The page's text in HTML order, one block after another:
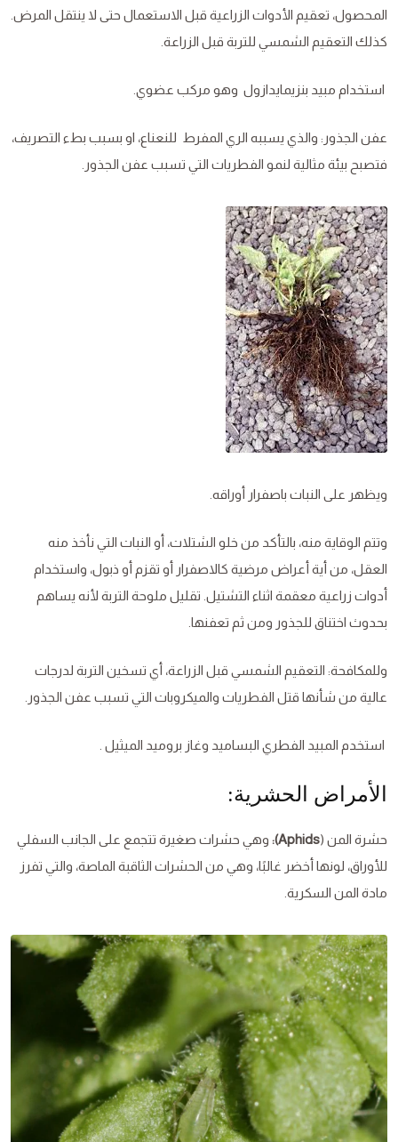
المحصول، تعقيم الأدوات الزراعية قبل الاستعمال حتى لا ينتقل المرض.
كذلك التعقيم الشمسي للتربة قبل الزراعة.
استخدام مبيد بنزيمايدازول وهو مركب عضوي.
عفن الجذور: والذي يسببه الري المفرط للنعناع، او بسبب بطء التصريف،
فتصبح بيئة مثالية لنمو الفطريات التي تسبب عفن الجذور.
ويظهر على النبات باصفرار أوراقه.
وتتم الوقاية منه، بالتأكد من خلو الشتلات، أو النبات التي نأخذ منه
العقل، من أية أعراض مرضية كالاصفرار أو تقزم أو ذبول، واستخدام
أدوات زراعية معقمة اثناء التشتيل. تقليل ملوحة التربة لأنه يساهم
بحدوث اختناق للجذور ومن ثم تعفنها.
وللمكافحة: التعقيم الشمسي قبل الزراعة، أي تسخين التربة لدرجات
عالية من شأنها قتل الفطريات والميكروبات التي تسبب عفن الجذور.
استخدم المبيد الفطري البساميد وغاز بروميد الميثيل .
الأمراض الحشرية:
حشرة المن (Aphids):
وهي حشرات صغيرة تتجمع على الجانب السفلي
للأوراق، لونها أخضر غالبًا، وهي من الحشرات الثاقبة الماصة، والتي تفرز
مادة المن السكرية.